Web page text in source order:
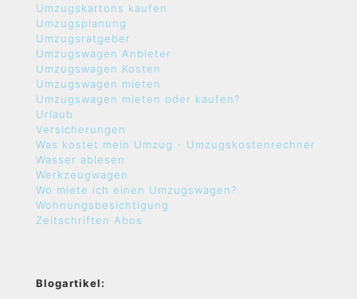
Umzugskartons kaufen
Umzugsplanung
Umzugsratgeber
Umzugswagen Anbieter
Umzugswagen Kosten
Umzugswagen mieten
Umzugswagen mieten oder kaufen?
Urlaub
Versicherungen
Was kostet mein Umzug - Umzugskostenrechner
Wasser ablesen
Werkzeugwagen
Wo miete ich einen Umzugswagen?
Wohnungsbesichtigung
Zeitschriften Abos
Blogartikel: